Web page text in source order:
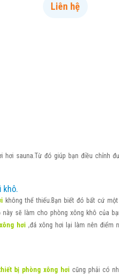
Liên hệ
sauna.Từ đó giúp bạn điều chỉnh
khô.
không thể thiếu.Bạn biết đó bất cứ
sẽ làm cho phòng xông khô của
hơi ,đá xông hơi lại làm nên điểm
bị phòng xông hơi cũng phải có